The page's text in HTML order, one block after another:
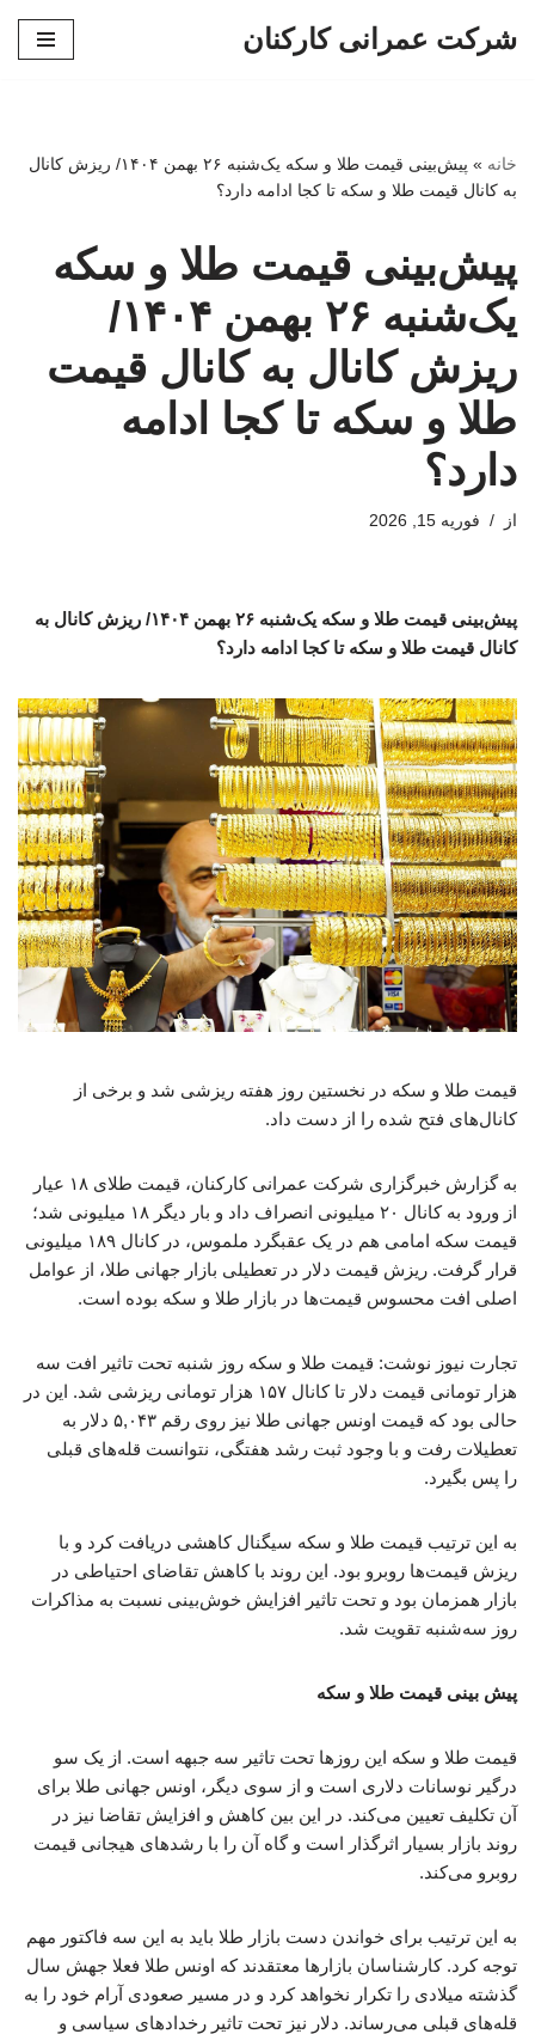
شرکت عمرانی کارکنان
خانه »
پیش‌بینی قیمت طلا و سکه یک‌شنبه ۲۶ بهمن ۱۴۰۴/ ریزش کانال
به کانال قیمت طلا و سکه تا کجا ادامه دارد؟
پیش‌بینی قیمت طلا و سکه
یک‌شنبه ۲۶ بهمن ۱۴۰۴/
ریزش کانال به کانال قیمت
طلا و سکه تا کجا ادامه
دارد؟
از فوریه 15, 2026
پیش‌بینی قیمت طلا و سکه یک‌شنبه ۲۶ بهمن ۱۴۰۴/ ریزش کانال به
کانال قیمت طلا و سکه تا کجا ادامه دارد؟
قیمت طلا و سکه در نخستین روز هفته ریزشی شد و برخی از
کانال‌های فتح شده را از دست داد.
به گزارش خبرگزاری شرکت عمرانی کارکنان، قیمت طلای ۱۸ عیار
از ورود به کانال ۲۰ میلیونی انصراف داد و بار دیگر ۱۸ میلیونی شد؛
قیمت سکه امامی هم در یک عقبگرد ملموس، در کانال ۱۸۹ میلیونی
قرار گرفت. ریزش قیمت دلار در تعطیلی بازار جهانی طلا، از عوامل
اصلی افت محسوس قیمت‌ها در بازار طلا و سکه بوده است.
تجارت نیوز نوشت: قیمت طلا و سکه روز شنبه تحت تاثیر افت سه
هزار تومانی قیمت دلار تا کانال ۱۵۷ هزار تومانی ریزشی شد. این در
حالی بود که قیمت اونس جهانی طلا نیز روی رقم ۵,۰۴۳ دلار به
تعطیلات رفت و با وجود ثبت رشد هفتگی، نتوانست قله‌های قبلی
را پس بگیرد.
به این ترتیب قیمت طلا و سکه سیگنال کاهشی دریافت کرد و با
ریزش قیمت‌ها روبرو بود. این روند با کاهش تقاضای احتیاطی در
بازار همزمان بود و تحت تاثیر افزایش خوش‌بینی نسبت به مذاکرات
روز سه‌شنبه تقویت شد.
پیش بینی قیمت طلا و سکه
قیمت طلا و سکه این روزها تحت تاثیر سه جبهه است. از یک سو
درگیر نوسانات دلاری است و از سوی دیگر، اونس جهانی طلا برای
آن تکلیف تعیین می‌کند. در این بین کاهش و افزایش تقاضا نیز در
روند بازار بسیار اثرگذار است و گاه آن را با رشدهای هیجانی قیمت
روبرو می‌کند.
به این ترتیب برای خواندن دست بازار طلا باید به این سه فاکتور مهم
توجه کرد. کارشناسان بازارها معتقدند که اونس طلا فعلا جهش سال
گذشته میلادی را تکرار نخواهد کرد و در مسیر صعودی آرام خود را به
قله‌های قبلی می‌رساند. دلار نیز تحت تاثیر رخدادهای سیاسی و